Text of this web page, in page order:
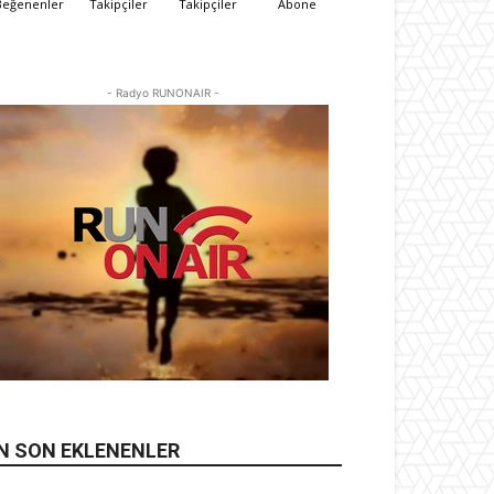
Takipçiler Takipçiler Abone
- Radyo RUNONAIR -
SON EKLENENLER